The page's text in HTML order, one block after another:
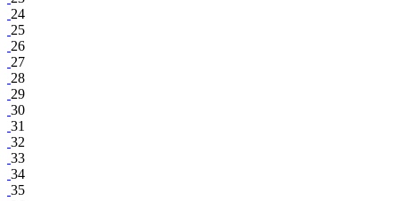
24
25
26
27
28
29
30
31
32
33
34
35